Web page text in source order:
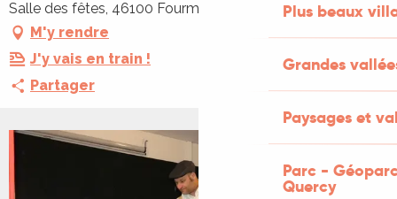
Plus beaux
Grandes
Paysages et
Parc -
Quercy
Salle des fêtes, 46100 Fourmagnac
M'y rendre
J'y vais en train !
Partager